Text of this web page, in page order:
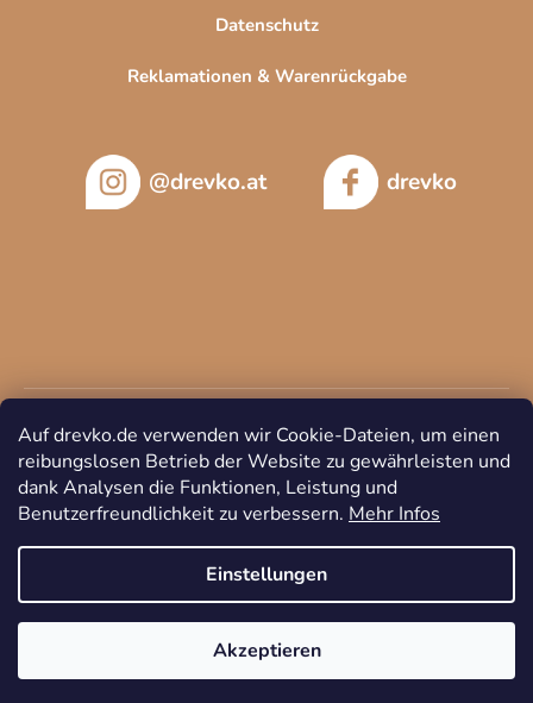
Auf drevko.de verwenden wir Cookie-Dateien, um einen
reibungslosen Betrieb der Website zu gewährleisten und
dank Analysen die Funktionen, Leistung und
Benutzerfreundlichkeit zu verbessern. Mehr Infos
Einstellungen
Akzeptieren
Datenschutz
Reklamationen & Warenrückgabe
@drevko.at drevko
Erstellt von Shoptet
Copyright 2026DREVKO. Alle Rechte vorbehalten.